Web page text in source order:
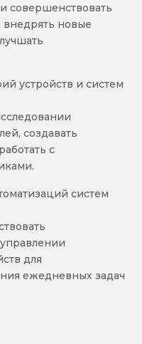
совершенствовать
новые
устройств и систем
создавать
с
систем
для
ежедневных задач